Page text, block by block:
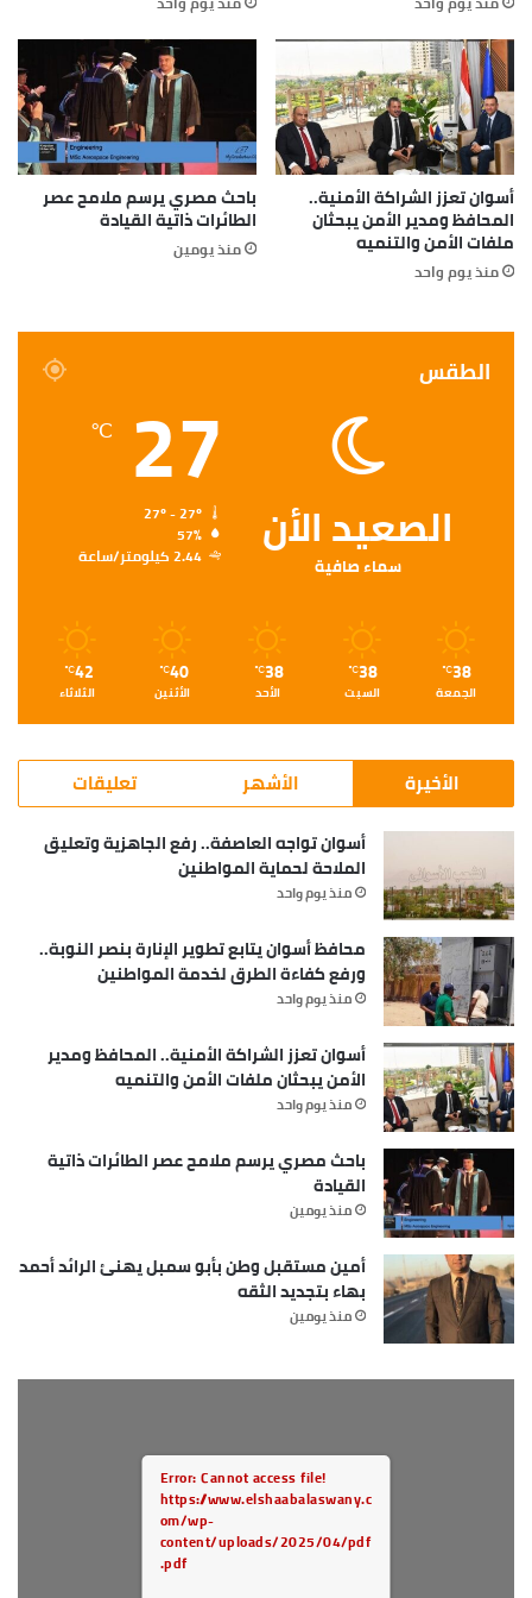
أسوان تعزز الشراكة الأمنية..
المحافظ ومدير الأمن يبحثان
ملفات الأمن والتنميه
منذ يوم واحد
باحث مصري يرسم ملامح عصر
الطائرات ذاتية القيادة
منذ يومين
الطقس
الصعيد الأن
سماء صافية
27
℃
57%
2.44 كيلومتر/ساعة
38
℃
الجمعة
38
℃
السبت
38
℃
الأحد
40
℃
الأثنين
42
℃
الثلاثاء
الأخيرة الأشهر تعليقات
أسوان تواجه العاصفة.. رفع الجاهزية وتعليق
الملاحة لحماية المواطنين
منذ يوم واحد
محافظ أسوان يتابع تطوير الإنارة بنصر النوبة..
ورفع كفاءة الطرق لخدمة المواطنين
منذ يوم واحد
أسوان تعزز الشراكة الأمنية.. المحافظ ومدير
الأمن يبحثان ملفات الأمن والتنميه
منذ يوم واحد
باحث مصري يرسم ملامح عصر الطائرات ذاتية
القيادة
منذ يومين
أمين مستقبل وطن بأبو سمبل يهنئ الرائد أحمد
بهاء بتجديد الثقه
منذ يومين
Error: Cannot access file!
https://www.elshaabalaswany.c
om/wp-
content/uploads/2025/04/pdf
.pdf